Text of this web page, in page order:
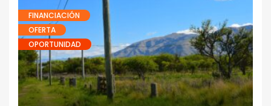
Lotes y Terrenos
FINANCIACIÓN
OFERTA
OPORTUNIDAD